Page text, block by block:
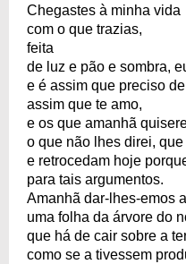
Chegastes à minha vida
com o que trazias,
feita
de luz e pão e sombra,
e é assim que preciso
assim que te amo,
e os que amanhã
o que não lhes direi,
e retrocedam hoje
para tais argumentos.
Amanhã dar-lhes-emos
uma folha da árvore do
que há de cair sobre a
como se a tivessem